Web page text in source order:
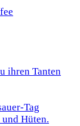
ihren Tanten
Tag
Hüten.